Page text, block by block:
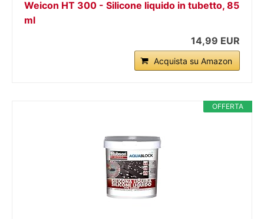
Weicon HT 300 - Silicone liquido in tubetto, 85
ml
14,99 EUR
Acquista su Amazon
OFFERTA